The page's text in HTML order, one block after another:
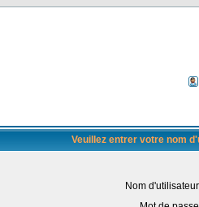
Veuillez entrer votre nom
Nom